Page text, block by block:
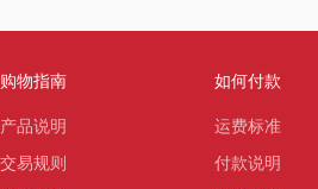
购物指南
产品说明
交易规则
如何付款
运费标准
付款说明